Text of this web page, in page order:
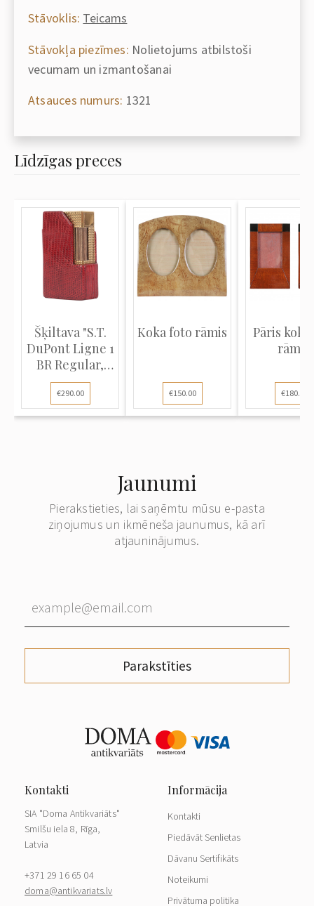
Stāvoklis: Teicams
Stāvokļa piezīmes: Nolietojums atbilstoši
vecumam un izmantošanai
Atsauces numurs: 1321
Līdzīgas preces
Šķiltava "S.T.
DuPont Ligne 1
BR Regular,
Gol...
€290.00
Koka foto rāmis
€150.00
Pāris
rāmju
€180.00
Jaunumi
Pierakstieties, lai saņēmtu mūsu e-pasta
ziņojumus un ikmēneša jaunumus, kā arī
atjauninājumus.
Parakstīties
SIA "Doma Antikvariāts"
Smilšu iela 8, Rīga,
Latvia
+371 29 16 65 04
doma@antikvariats.lv
Kontakti
Piedāvāt Senlietas
Dāvanu Sertifikāts
Noteikumi
Privātuma politika